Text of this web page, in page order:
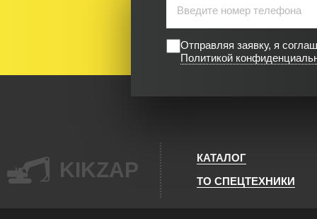
Отправляя заявку, я
Политикой
KIKZAP
КАТАЛОГ
ТО СПЕЦТЕХНИКИ